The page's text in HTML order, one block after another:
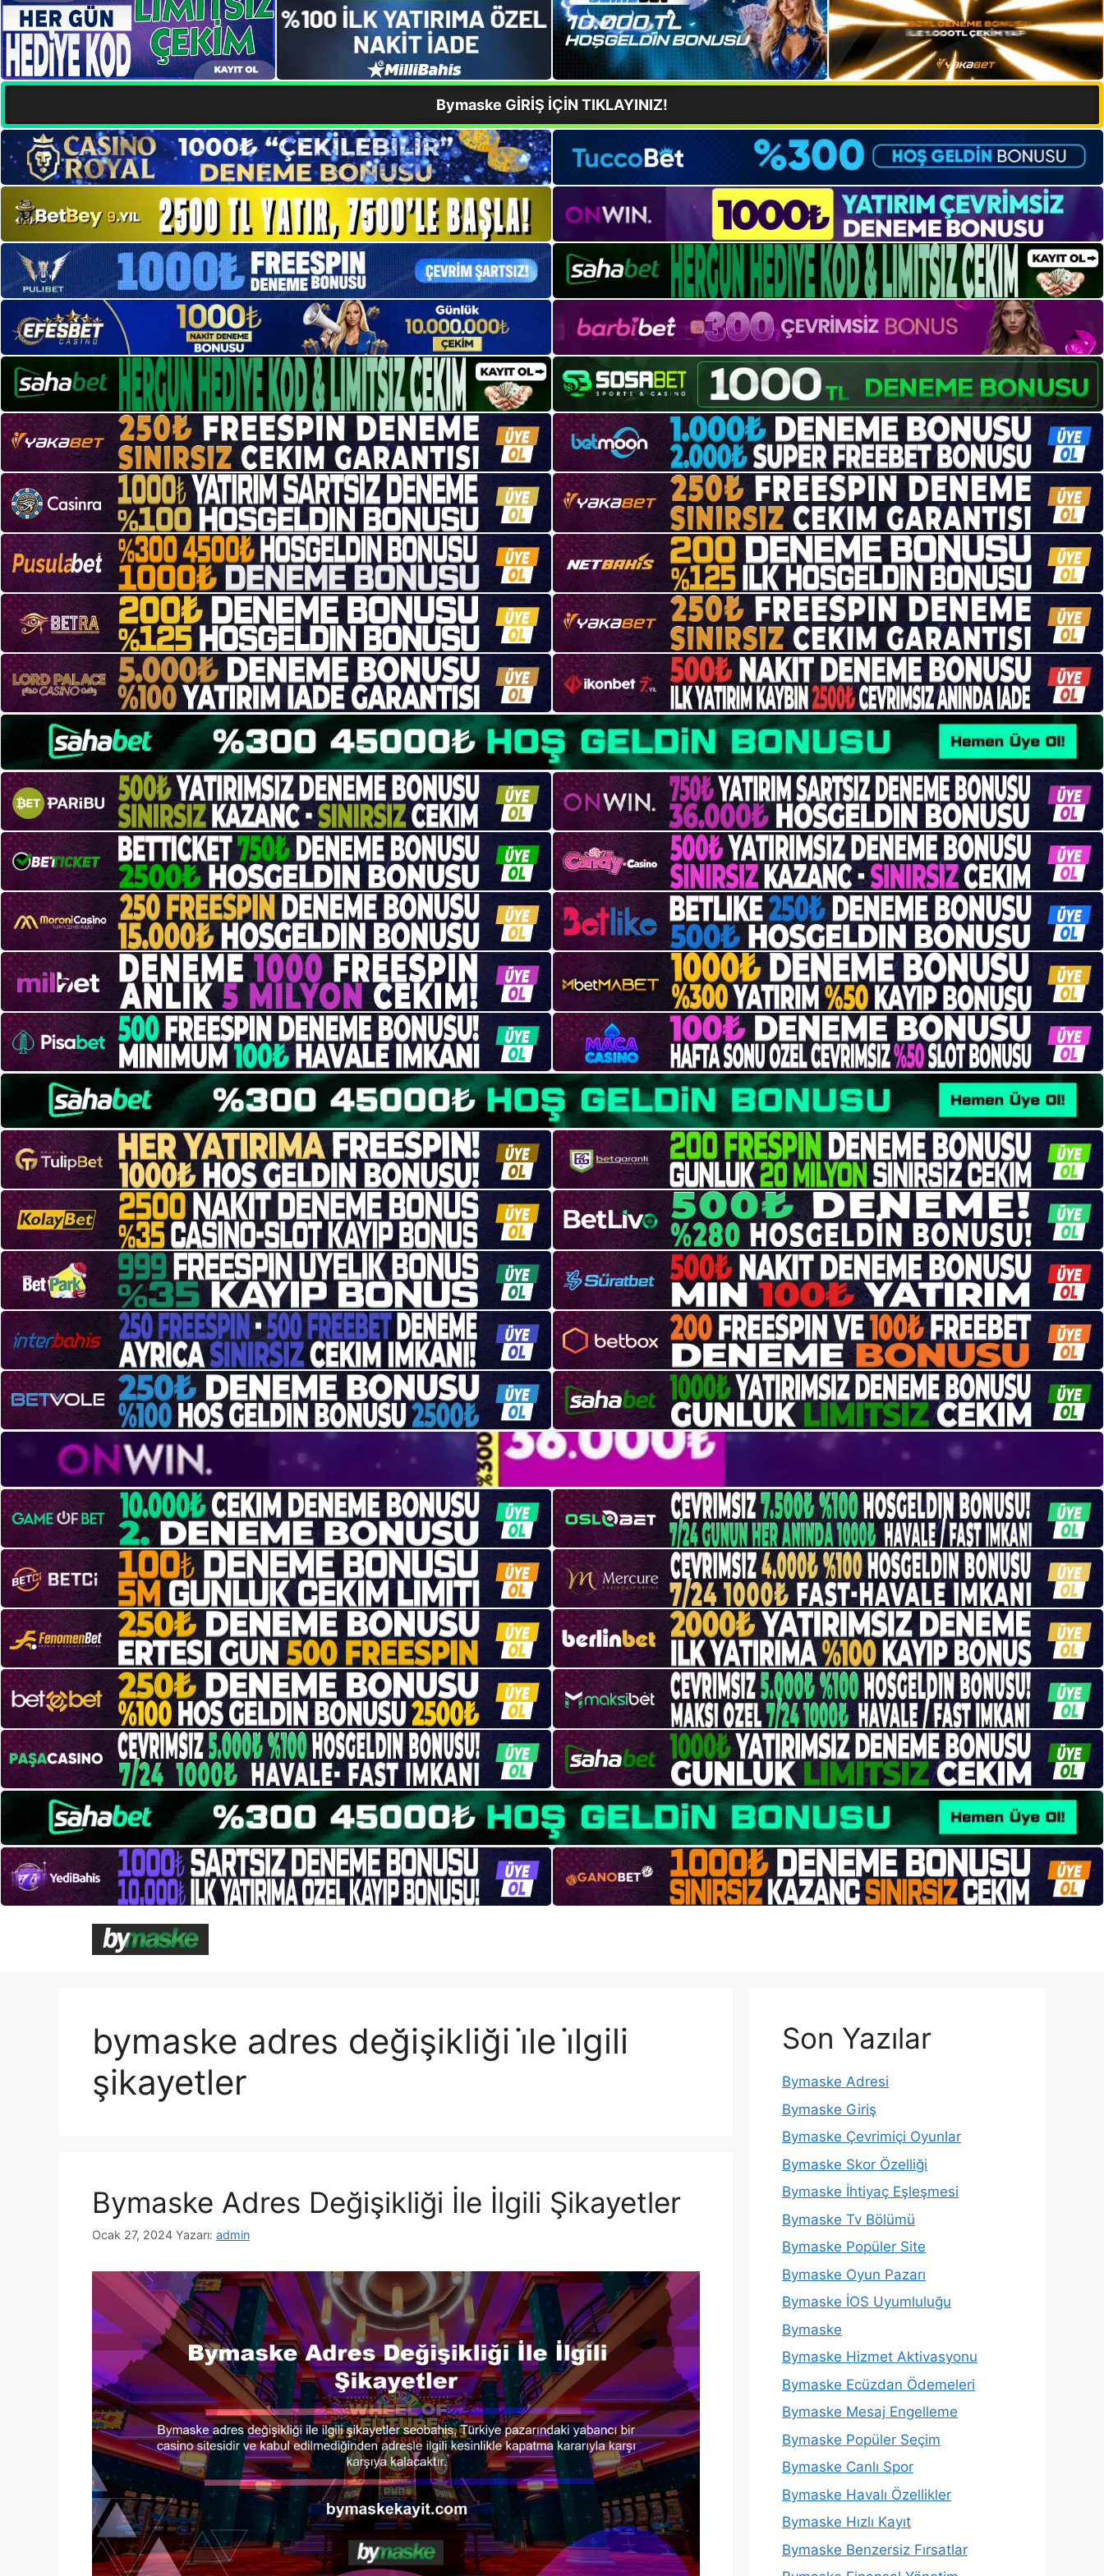
Bymaske GİRİŞ İÇİN TIKLAYINIZ!
bymaske adres değişikliği i̇le i̇lgili
şikayetler
Bymaske Adres Değişikliği İle İlgili Şikayetler
Ocak 27, 2024 Yazarı: admin
Son Yazılar
Bymaske Adresi
Bymaske Giriş
Bymaske Çevrimiçi Oyunlar
Bymaske Skor Özelliği
Bymaske İhtiyaç Eşleşmesi
Bymaske Tv Bölümü
Bymaske Popüler Site
Bymaske Oyun Pazarı
Bymaske İOS Uyumluluğu
Bymaske
Bymaske Hizmet Aktivasyonu
Bymaske Ecüzdan Ödemeleri
Bymaske Mesaj Engelleme
Bymaske Popüler Seçim
Bymaske Canlı Spor
Bymaske Havalı Özellikler
Bymaske Hızlı Kayıt
Bymaske Benzersiz Fırsatlar